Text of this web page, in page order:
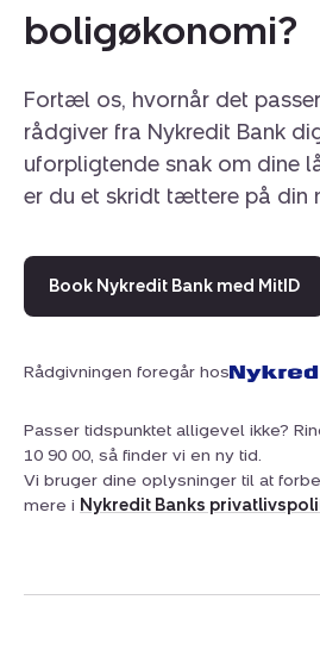
boligøkonomi?
Fortæl os, hvornår det
rådgiver fra Nykredit Bank
uforpligtende snak om dine
er du et skridt tættere på din
Book Nykredit Bank med MitID
Rådgivningen foregår hos
Passer tidspunktet alligevel ikke?
10 90 00, så finder vi en ny tid.
Vi bruger dine oplysninger til at
mere i Nykredit Banks